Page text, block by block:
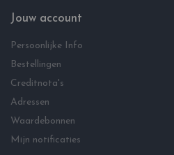
Jouw account
Persoonlijke Info
Bestellingen
Creditnota's
Adressen
Waardebonnen
Mijn notificaties